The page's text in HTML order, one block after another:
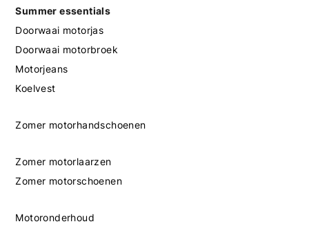
Summer essentials
Doorwaai motorjas
Doorwaai motorbroek
Motorjeans
Koelvest
Zomer motorhandschoenen
Zomer motorlaarzen
Zomer motorschoenen
Motoronderhoud